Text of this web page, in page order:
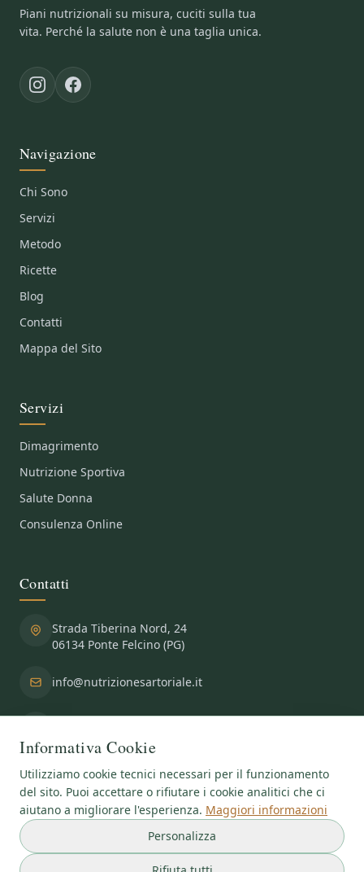
Piani nutrizionali su misura, cuciti sulla tua
vita. Perché la salute non è una taglia unica.
Navigazione
Chi Sono
Servizi
Metodo
Ricette
Blog
Contatti
Mappa del Sito
Servizi
Dimagrimento
Nutrizione Sportiva
Salute Donna
Consulenza Online
Contatti
Strada Tiberina Nord, 24
06134 Ponte Felcino (PG)
info@nutrizionesartoriale.it
+39 075 691 752
Centro Medico Specialistico Fisiosalus SRL
Privacy & Cookies Policy
|
Informativa Cookie
Utilizziamo cookie tecnici necessari per il funzionamento
del sito. Puoi accettare o rifiutare i cookie analitici che ci
aiutano a migliorare l'esperienza. Maggiori informazioni
Personalizza